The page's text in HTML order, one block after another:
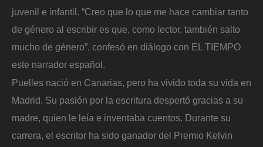
juvenil e infantil. “Creo que lo que me hace cambiar tanto
de género al escribir es que, como lector, también salto
mucho de género”, confesó en diálogo con EL TIEMPO
este narrador español.
Puelles nació en Canarias, pero ha vivido toda su vida en
Madrid. Su pasión por la escritura despertó gracias a su
madre, quien le leía e inventaba cuentos. Durante su
carrera, el escritor ha sido ganador del Premio Kelvin